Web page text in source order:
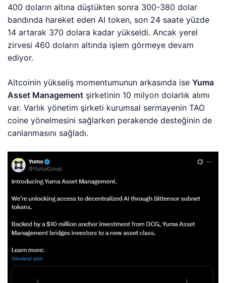
400 doların altına düştükten sonra 300-380 dolar
bandında hareket eden AI token, son 24 saate yüzde
14 artarak 370 dolara kadar yükseldi. Ancak yerel
zirvesi 460 doların altında işlem görmeye devam
ediyor.
Altcoinin yükseliş momentumunun arkasında iseYuma
Asset Management şirketinin 10 milyon dolarlık alımı
var. Varlık yönetim şirketi kurumsal sermayenin TAO
coine yönelmesini sağlarken perakende desteğinin de
canlanmasını sağladı.